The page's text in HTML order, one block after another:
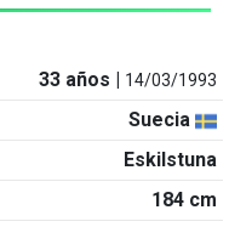
33 años | 14/03/1993
Suecia
Eskilstuna
184 cm